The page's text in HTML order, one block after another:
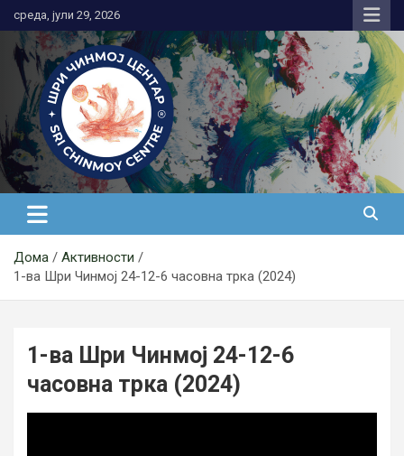
to
content
среда, јули 29, 2026
Медитација
Дома
Активности
1-ва Шри Чинмој 24-12-6 часовна трка (2024)
1-ва Шри Чинмој 24-12-6
часовна трка (2024)